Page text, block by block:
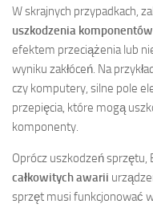
W skrajnych przypadkach,
uszkodzenia
efektem przeciążenia lub
wyniku zakłóceń. Na
czy komputery, silne pole
przepięcia, które mogą
komponenty.
Oprócz uszkodzeń
całkowitych awarii
sprzęt musi funkcjonować